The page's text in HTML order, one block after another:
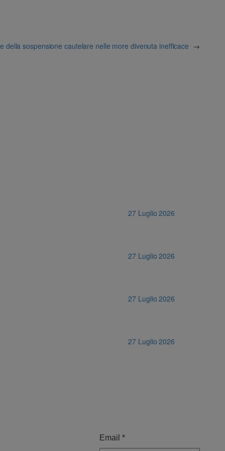
della sospensione cautelare nelle more divenuta inefficace →
27 Luglio 2026
27 Luglio 2026
27 Luglio 2026
27 Luglio 2026
Email *